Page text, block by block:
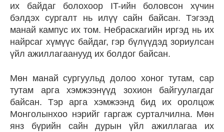
их байдаг болохоор IT-ийн боловсон хүчин
бэлдэх сургалт нь илүү сайн байсан. Тэгээд
манай кампус их том. Небраскагийн иргэд нь их
найрсаг хүмүүс байдаг, гэр бүлүүдэд зориулсан
үйл ажиллагаанууд их болдог байсан.
Мөн манай сургуульд долоо хоног тутам, сар
тутам арга хэмжээнүүд зохион байгуулагдаг
байсан. Тэр арга хэмжээнд бид их оролцож
Монголынхоо нэрийг гаргаж сурталчилна. Мөн
янз бүрийн сайн дурын үйл ажиллагаа их